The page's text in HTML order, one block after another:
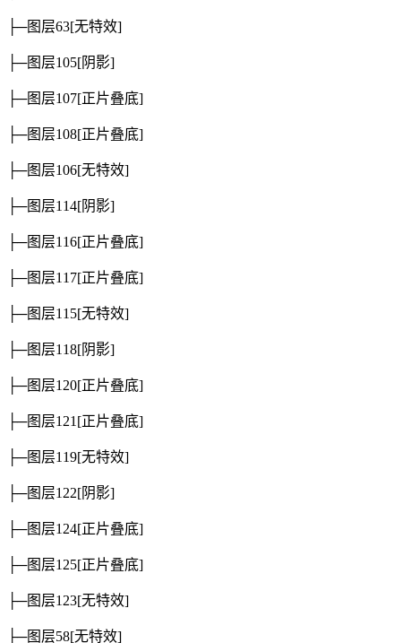
├─图层63[无特效]
├─图层105[阴影]
├─图层107[正片叠底]
├─图层108[正片叠底]
├─图层106[无特效]
├─图层114[阴影]
├─图层116[正片叠底]
├─图层117[正片叠底]
├─图层115[无特效]
├─图层118[阴影]
├─图层120[正片叠底]
├─图层121[正片叠底]
├─图层119[无特效]
├─图层122[阴影]
├─图层124[正片叠底]
├─图层125[正片叠底]
├─图层123[无特效]
├─图层58[无特效]